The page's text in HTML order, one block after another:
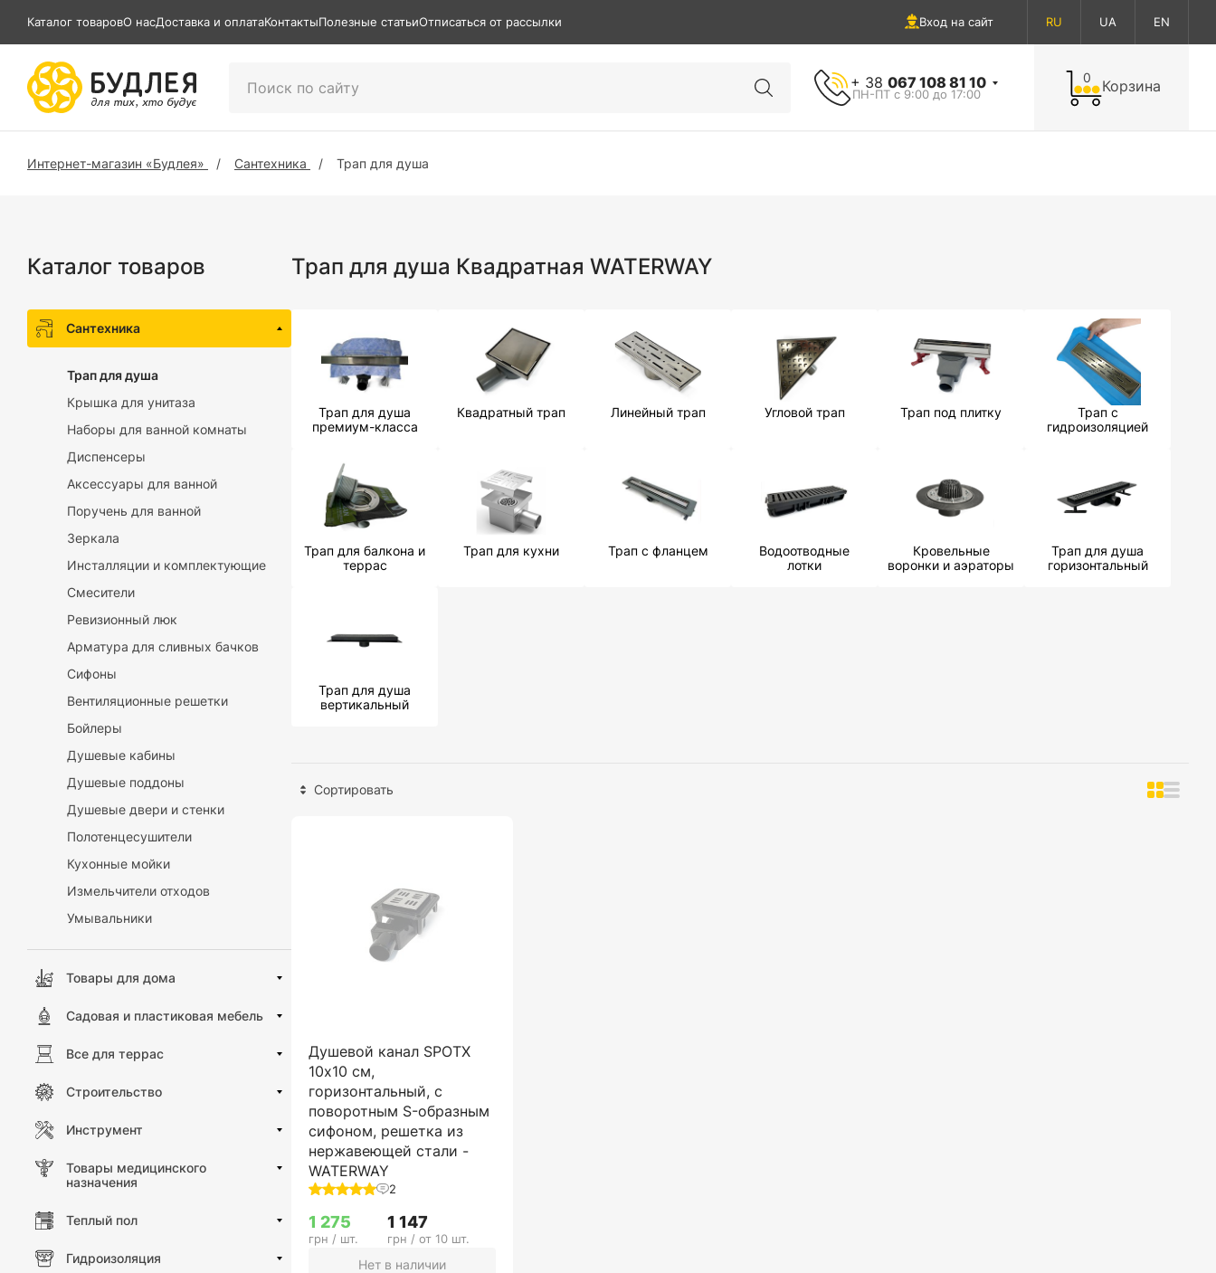
Каталог товаровО насДоставка и оплатаКонтактыПолезные статьиОтписаться от рассылки Вход на сайт RU UA EN
+ 38 067 108 81 10
ПН-ПТ с 9:00 до 17:00
0 Корзина
Интернет-магазин «Будлея» Сантехника Трап для душа
Каталог товаров
Сантехника
Трап для душа
Крышка для унитаза
Наборы для ванной комнаты
Диспенсеры
Аксессуары для ванной
Поручень для ванной
Зеркала
Инсталляции и комплектующие
Смесители
Ревизионный люк
Арматура для сливных бачков
Сифоны
Вентиляционные решетки
Бойлеры
Душевые кабины
Душевые поддоны
Душевые двери и стенки
Полотенцесушители
Кухонные мойки
Измельчители отходов
Умывальники
Товары для дома
Садовая и пластиковая мебель
Все для террас
Строительство
Инструмент
Товары медицинского
назначения
Теплый пол
Гидроизоляция
Трап для душа Квадратная WATERWAY
Трап для душа
премиум-класса
Квадратный трап Линейный трап Угловой трап Трап под плитку
Трап с
гидроизоляцией
Трап для балкона и
террас
Трап для кухни Трап с фланцем
Водоотводные
лотки
Кровельные
воронки и аэраторы
Трап для душа
горизонтальный
Трап для душа
вертикальный
Сортировать
Душевой канал SPOTX
10х10 см,
горизонтальный, с
поворотным S-образным
сифоном, решетка из
нержавеющей стали -
WATERWAY
2
1 275
грн / шт.
1 147
грн / от 10 шт.
Нет в наличии